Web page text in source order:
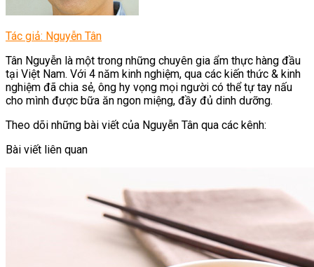
Tác giả: Nguyễn Tân
Tân Nguyễn là một trong những chuyên gia ẩm thực hàng đầu
tại Việt Nam. Với 4 năm kinh nghiệm, qua các kiến thức & kinh
nghiệm đã chia sẻ, ông hy vọng mọi người có thể tự tay nấu
cho mình được bữa ăn ngon miệng, đầy đủ dinh dưỡng.
Theo dõi những bài viết của Nguyễn Tân qua các kênh:
Bài viết liên quan